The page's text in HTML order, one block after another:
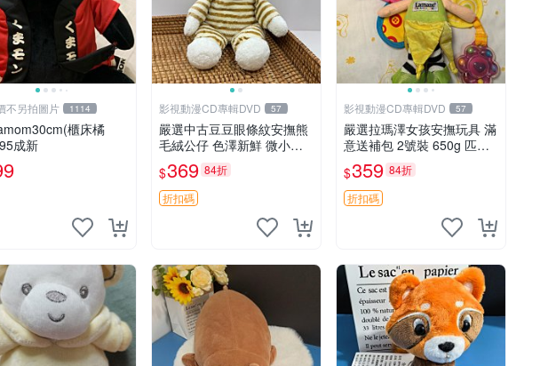
不另拍圖片 1114
櫃床橘
成新
影視動漫CD專輯DVD 57
嚴選中古豆豆眼條紋安撫熊
毛絨公仔 色澤新鮮 微小瑕
疵可收藏 中古 安撫熊 條紋
公仔
$369 84折
折扣碼
影視動漫CD專輯DVD 57
嚴選拉瑪澤女孩安撫玩具 滿
意送補包 2號裝 650g 匹配
嬰幼童舒壓好伴侶 女孩專用
安心選擇 安撫玩偶 衝包 玩
具
$359 84折
折扣碼